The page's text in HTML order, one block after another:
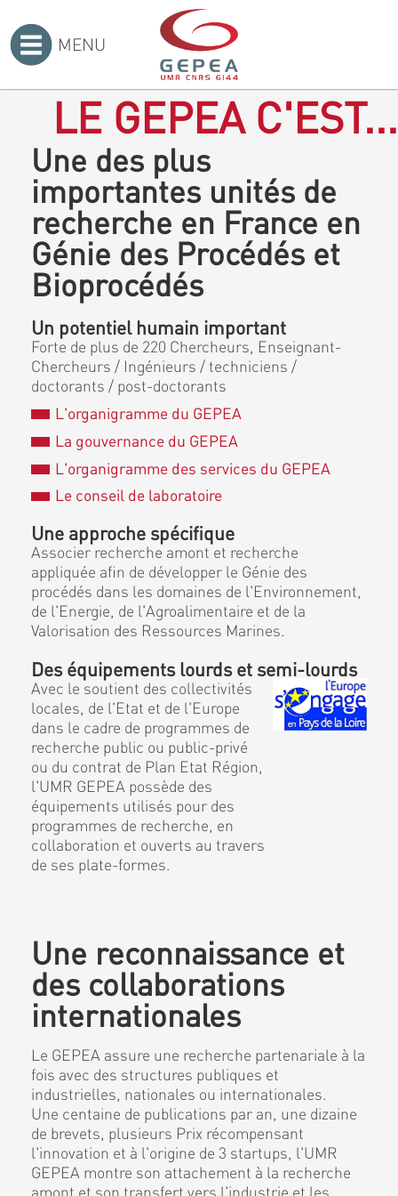
MENU
LE GEPEA C'EST...
Une des plus
importantes unités de
recherche en France en
Génie des Procédés et
Bioprocédés
Un potentiel humain important
Forte de plus de 220 Chercheurs, Enseignant-
Chercheurs / Ingénieurs / techniciens /
doctorants / post-doctorants
L'organigramme du GEPEA
La gouvernance du GEPEA
L'organigramme des services du GEPEA
Le conseil de laboratoire
Une approche spécifique
Associer recherche amont et recherche
appliquée afin de développer le Génie des
procédés dans les domaines de l'Environnement,
de l'Energie, de l'Agroalimentaire et de la
Valorisation des Ressources Marines.
Des équipements lourds et semi-lourds
Avec le soutient des collectivités
locales, de l'Etat et de l'Europe
dans le cadre de programmes de
recherche public ou public-privé
ou du contrat de Plan Etat Région,
l'UMR GEPEA possède des
équipements utilisés pour des
programmes de recherche, en
collaboration et ouverts au travers
de ses plate-formes.
Une reconnaissance et
des collaborations
internationales
Le GEPEA assure une recherche partenariale à la
fois avec des structures publiques et
industrielles, nationales ou internationales.
Une centaine de publications par an, une dizaine
de brevets, plusieurs Prix récompensant
l'innovation et à l'origine de 3 startups, l'UMR
GEPEA montre son attachement à la recherche
amont et son transfert vers l'industrie et les